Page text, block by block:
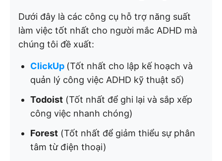
Dưới đây là các công cụ hỗ trợ năng suất
làm việc tốt nhất cho người mắc ADHD mà
chúng tôi đề xuất:
ClickUp (Tốt nhất cho lập kế hoạch và
quản lý công việc ADHD kỹ thuật số)
Todoist (Tốt nhất để ghi lại và sắp xếp
công việc nhanh chóng)
Forest (Tốt nhất để giảm thiểu sự phân
tâm từ điện thoại)